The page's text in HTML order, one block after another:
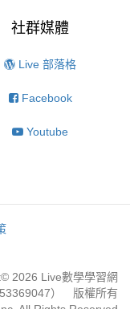
社群媒體
Live 部落格
Facebook
Youtube
2026 Live數學學習網
53369047） 版權所有